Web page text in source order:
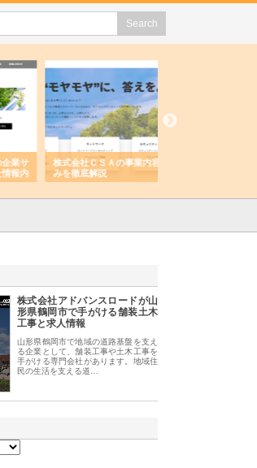
株式会社ＣＳＡの事業内容と強
みを徹底解説
株式会社アドバンスロードが山
形県鶴岡市で手がける舗装土木
工事と求人情報
山形県鶴岡市で地域の道路基盤を支え
る企業として、舗装工事や土木工事を
手がける専門会社があります。地域住
民の生活を支える道…